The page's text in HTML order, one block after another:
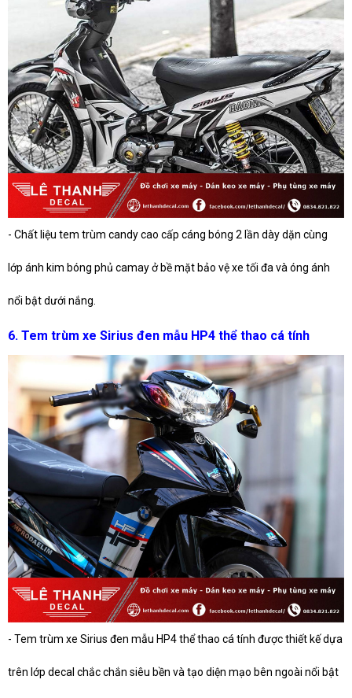
- Chất liệu tem trùm candy cao cấp cáng bóng 2 lần dày dặn cùng
lớp ánh kim bóng phủ camay ở bề mặt bảo vệ xe tối đa và óng ánh
nổi bật dưới nắng.
6. Tem trùm xe Sirius đen mẫu HP4 thể thao cá tính
- Tem trùm xe Sirius đen mẫu HP4 thể thao cá tính được thiết kế dựa
trên lớp decal chắc chắn siêu bền và tạo diện mạo bên ngoài nổi bật